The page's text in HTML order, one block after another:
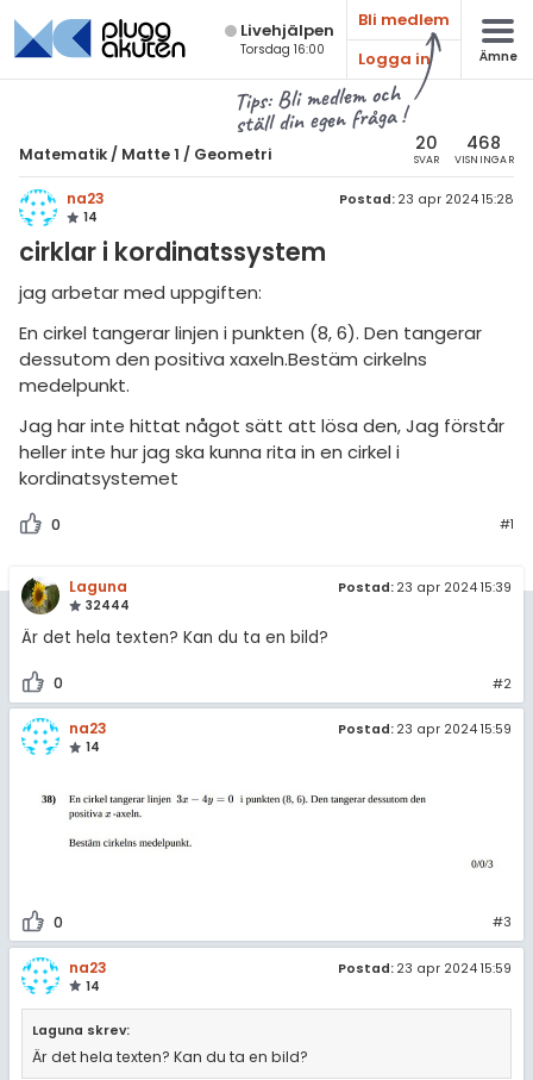
Live­hjälpen
Torsdag 16:00
Bli medlem
Logga in
Ämne
Tips: Bli medlem och
ställ din egen fråga !
Matematik / Matte 1 / Geometri 20
SVAR
468
VISNINGAR
na23
14
Postad: 23 apr 2024 15:28
cirklar i kordinatssystem
jag arbetar med uppgiften:
En cirkel tangerar linjen i punkten (8, 6). Den tangerar
dessutom den positiva xaxeln.Bestäm cirkelns
medelpunkt.
Jag har inte hittat något sätt att lösa den, Jag förstår
heller inte hur jag ska kunna rita in en cirkel i
kordinatsystemet
0 #1
Laguna
32444
Postad: 23 apr 2024 15:39
Är det hela texten? Kan du ta en bild?
0 #2
na23
14
Postad: 23 apr 2024 15:59
0 #3
na23
14
Postad: 23 apr 2024 15:59
Laguna skrev:
Är det hela texten? Kan du ta en bild?
Alla ämnen
Alla trådar
7
1
Matematik
Matte 1
Algebra
Funktioner
Procent
Topplistor
För lärare
Cookie-inställningar
3
4
5
högskolan
(mattedelen)
diskussioner
& Bygg
språk
ämnen
diskussioner